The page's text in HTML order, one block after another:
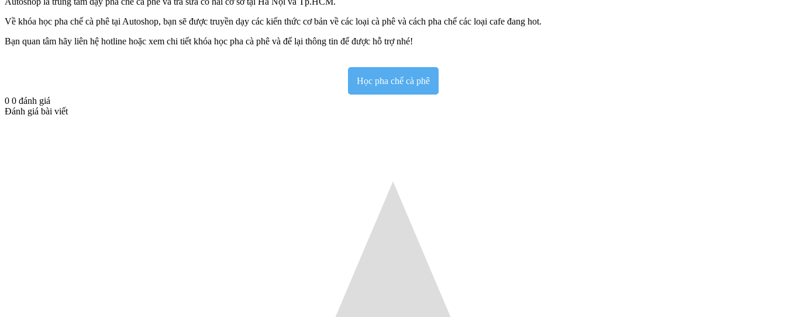
Về khóa học pha chế cà phê tại Autoshop, bạn sẽ được truyền dạy các kiến thức cơ bản về các loại cà phê và cách pha chế các loại cafe đang hot.
Bạn quan tâm hãy liên hệ hotline hoặc xem chi tiết khóa học pha cà phê và để lại thông tin để được hỗ trợ nhé!
Học pha chế cà phê
0 0 đánh giá
Đánh giá bài viết